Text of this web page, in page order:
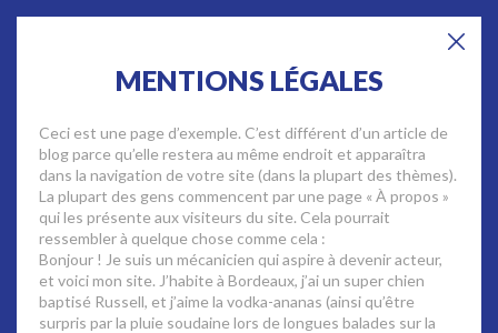
MENTIONS LÉGALES
Ceci est une page d’exemple. C’est différent d’un article de
blog parce qu’elle restera au même endroit et apparaîtra
dans la navigation de votre site (dans la plupart des thèmes).
La plupart des gens commencent par une page « À propos »
qui les présente aux visiteurs du site. Cela pourrait
ressembler à quelque chose comme cela :
Bonjour ! Je suis un mécanicien qui aspire à devenir acteur,
et voici mon site. J’habite à Bordeaux, j’ai un super chien
baptisé Russell, et j’aime la vodka-ananas (ainsi qu’être
surpris par la pluie soudaine lors de longues balades sur la